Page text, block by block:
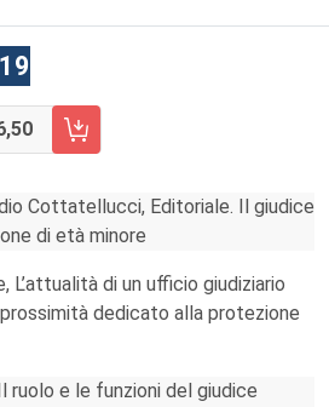
FASCICOLO 4/2019
Cottatellucci, Editoriale. Il giudice
di età minore
L’attualità di un ufficio giudiziario
dedicato alla protezione
ruolo e le funzioni del giudice